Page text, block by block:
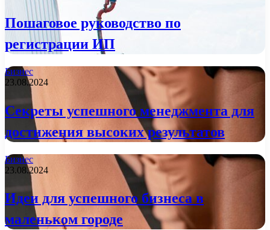
Пошаговое руководство по
регистрации ИП
Бизнес
23.08.2024
Секреты успешного менеджмента для
достижения высоких результатов
Бизнес
23.08.2024
Идеи для успешного бизнеса в
маленьком городе